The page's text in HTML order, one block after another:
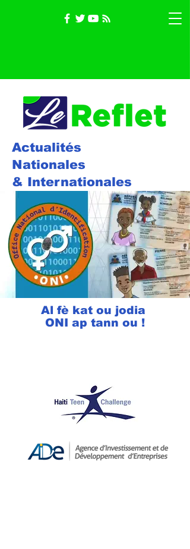
Actualités
Nationales
& Internationales
Al fè kat ou jodia
ONI ap tann ou !